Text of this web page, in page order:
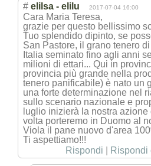
# elilsa - elilu 2017-07-04 16:00
Cara Maria Teresa,
grazie per questo bellissimo
Tuo splendido dipinto, se
San Pastore, il grano tenero
Italia seminato fino agli anni
milioni di ettari... Qui in
provincia più grande nella
tenero panificabile) è nato un
una forte determinazione nel
sullo scenario nazionale e
luglio inizierà la nostra
volta porteremo in Duomo al
Viola il pane nuovo d'area
Ti aspettiamo!!!
Rispondi
Rispondi